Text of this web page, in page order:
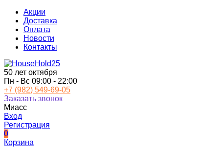
Акции
Доставка
Оплата
Новости
Контакты
50 лет октября
Пн - Вс 09:00 - 22:00
+7 (982) 549-69-05
Заказать звонок
Миасс
Вход
Регистрация
0
Корзина